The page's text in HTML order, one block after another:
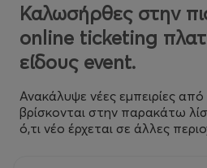
Καλωσήρθες στην
online ticketing
είδους event.
Ανακάλυψε νέες εμπειρίες
βρίσκονται στην παρακάτω
ό,τι νέο έρχεται σε άλλες